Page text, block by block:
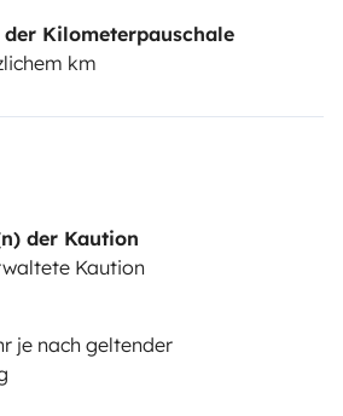
Kilometerpauschale
km
der Kaution
Kaution
je nach geltender